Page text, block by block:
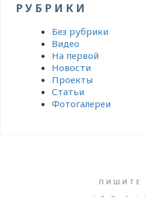
РУБРИКИ
Без рубрики
Видео
На первой
Новости
Проекты
Статьи
Фотогалереи
ПИШИТЕ